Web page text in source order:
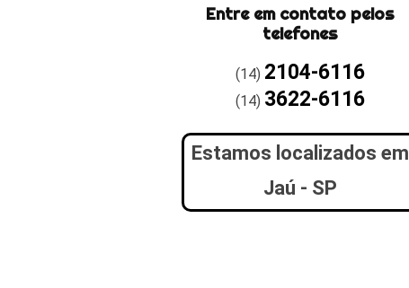
Entre em contato pelos
telefones
(14) 2104-6116
(14) 3622-6116
Estamos localizados em
Jaú - SP